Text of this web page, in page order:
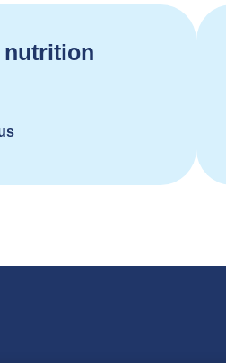
nutrition